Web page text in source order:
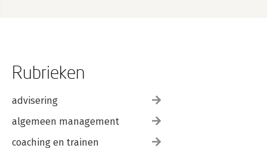
Rubrieken
advisering
algemeen management
coaching en trainen